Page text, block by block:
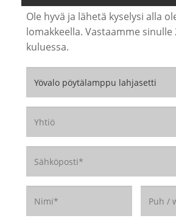
Ole hyvä ja lähetä kyselysi alla
lomakkeella. Vastaamme
kuluessa.